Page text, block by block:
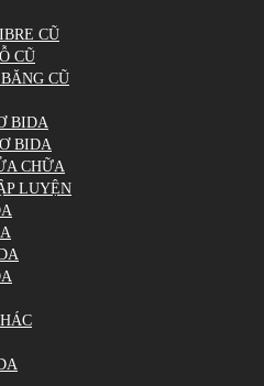
CŨ
CŨ
CŨ
BIDA
BIDA
CHỮA
LUYỆN